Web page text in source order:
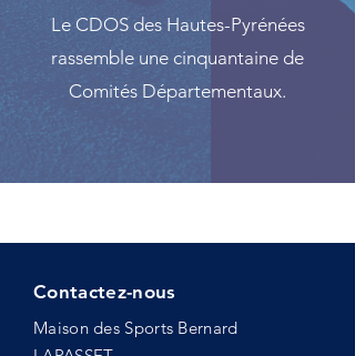
Le CDOS des Hautes-Pyrénées
rassemble une cinquantaine de
Comités Départementaux.
Contactez-nous
Maison des Sports Bernard